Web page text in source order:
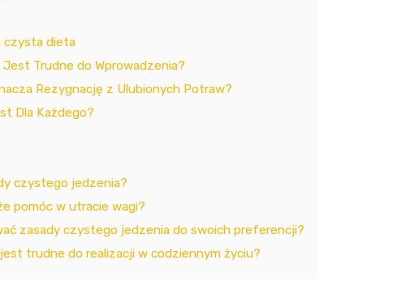
czysta dieta
Trudne do Wprowadzenia?
Rezygnację z Ulubionych Potraw?
Dla Każdego?
czystego jedzenia?
pomóc w utracie wagi?
zasady czystego jedzenia do swoich preferencji?
trudne do realizacji w codziennym życiu?